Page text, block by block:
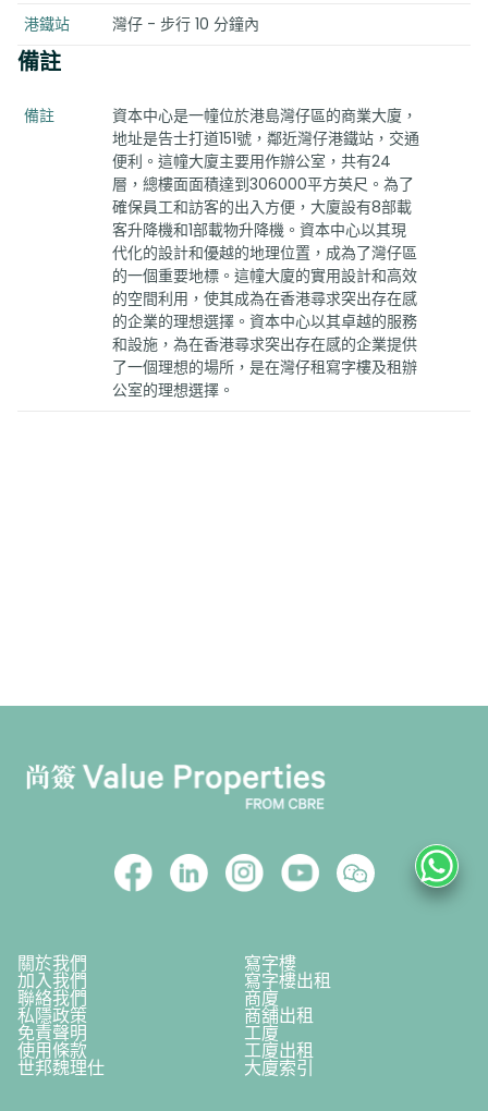
港鐵站
灣仔 - 步行 10 分鐘內
備註
備註
資本中心是一幢位於港島灣仔區的商業大廈，
地址是告士打道151號，鄰近灣仔港鐵站，交通
便利。這幢大廈主要用作辦公室，共有24
層，總樓面面積達到306000平方英尺。為了
確保員工和訪客的出入方便，大廈設有8部載
客升降機和1部載物升降機。資本中心以其現
代化的設計和優越的地理位置，成為了灣仔區
的一個重要地標。這幢大廈的實用設計和高效
的空間利用，使其成為在香港尋求突出存在感
的企業的理想選擇。資本中心以其卓越的服務
和設施，為在香港尋求突出存在感的企業提供
了一個理想的場所，是在灣仔租寫字樓及租辦
公室的理想選擇。
關於我們 寫字樓
加入我們 寫字樓出租
聯絡我們 商廈
私隱政策 商舖出租
免責聲明 工廈
使用條款 工廈出租
世邦魏理仕 大廈索引